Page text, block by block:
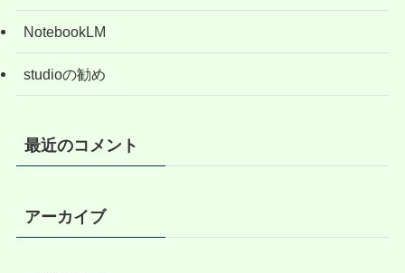
NotebookLM
studioの勧め
最近のコメント
アーカイブ